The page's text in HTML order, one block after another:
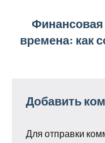
времена: как
Добавить
Для отправки